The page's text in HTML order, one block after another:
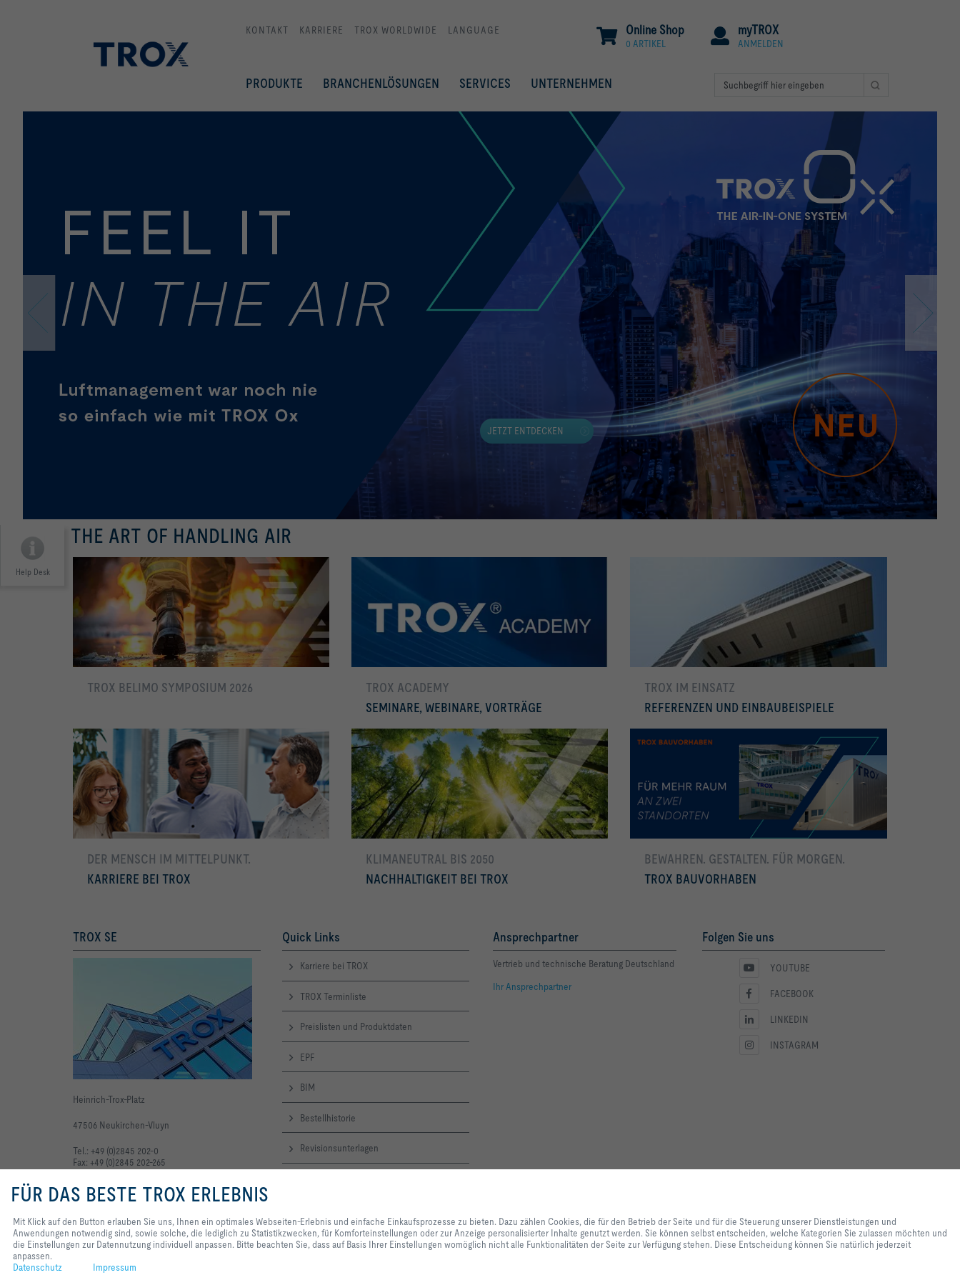
KONTAKT KARRIERE TROX WORLDWIDE LANGUAGE myTROX
ANMELDEN
Online Shop
0 ARTIKEL
PRODUKTE BRANCHENLÖSUNGEN SERVICES UNTERNEHMEN
Help Desk
THE ART OF HANDLING AIR
TROX BELIMO SYMPOSIUM 2026
DER MENSCH IM MIT­TEL­PUNKT.
KARRIERE BEI TROX
mehr erfahren
TROX ACADEMY
SEMINARE, WEBINARE, VORTRÄGE
mehr erfahren
KLIMANEUTRAL BIS 2050
NACHHALTIGKEIT BEI TROX
KLIMANEUTRAL BIS 2050
TROX IM EINSATZ
REFERENZEN UND EINBAUBEISPIELE
Wir realisieren Ihre Visionen.
mehr erfahren
BEWAHREN. GESTALTEN. FÜR MORGEN.
TROX BAUVORHABEN
mehr erfahren
TROX SE
Heinrich-Trox-Platz
47506 Neukirchen-Vluyn
Tel.: +49 (0)2845 202-0
Fax: +49 (0)2845 202-265
Quick Links
Karriere bei TROX
TROX Terminliste
Preislisten und Produktdaten
EPF
BIM
Bestellhistorie
Revisionsunterlagen
Newsletter
Ansprechpartner
Vertrieb und technische Beratung Deutschland
Ihr Ansprechpartner
Folgen Sie uns
YOUTUBE
FACEBOOK
LINKEDIN
INSTAGRAM
unserer Dienstleistungen und Anwendungen notwendig sind, sowie solche, die lediglich zu
Statistikzwecken, für Komforteinstellungen oder zur Anzeige personalisierter Inhalte genutzt werden. Sie
können selbst entscheiden, welche Kategorien Sie zulassen möchten und die Einstellungen zur
FÜR DAS BESTE TROX ERLEBNIS
Mit Klick auf den Button erlauben Sie uns, Ihnen ein optimales Webseiten-Erlebnis und einfache Einkaufsprozesse zu bieten. Dazu zählen Cookies, die für den Betrieb der Seite und für die Steuerung unserer Dienstleistungen und
Anwendungen notwendig sind, sowie solche, die lediglich zu Statistikzwecken, für Komforteinstellungen oder zur Anzeige personalisierter Inhalte genutzt werden. Sie können selbst entscheiden, welche Kategorien Sie zulassen möchten und
die Einstellungen zur Datennutzung individuell anpassen. Bitte beachten Sie, dass auf Basis Ihrer Einstellungen womöglich nicht alle Funktionalitäten der Seite zur Verfügung stehen. Diese Entscheidung können Sie natürlich jederzeit
anpassen.
Datenschutz
Impressum